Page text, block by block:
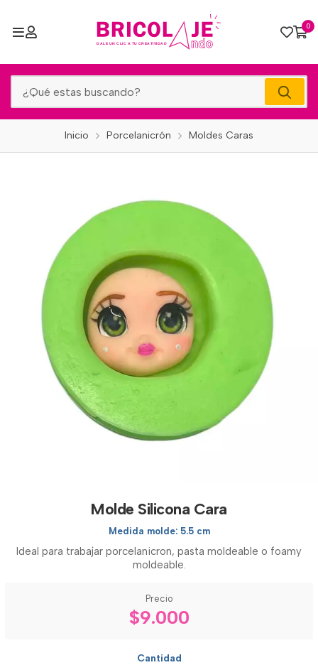
0
Inicio Porcelanicrón Moldes Caras
Molde Silicona Cara
Medida molde: 5.5 cm
Ideal para trabajar porcelanicron, pasta moldeable o foamy
moldeable.
Precio
$9.000
Cantidad